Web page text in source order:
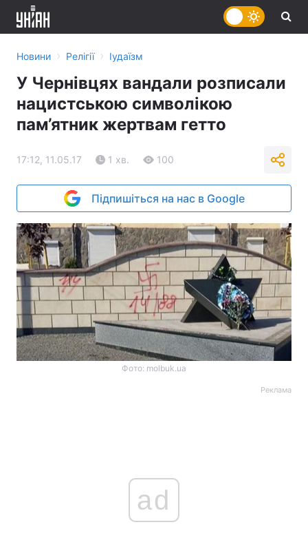
Новини › Релігії › Іудаїзм
У Чернівцях вандали розписали
нацистською символікою
пам’ятник жертвам гетто
17:12, 11.05.17 1 хв. 100
Підпишіться на нас в Google
Фото: molbuk.ua
Реклама
ad